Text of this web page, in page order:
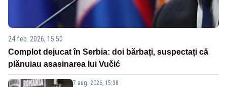
24 feb. 2026, 15:50
Complot dejucat în Serbia: doi bărbați, suspectați că
plănuiau asasinarea lui Vučić
7 aug. 2026, 15:38